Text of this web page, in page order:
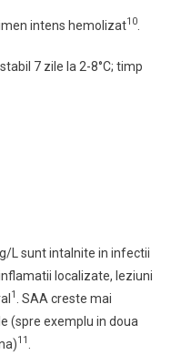
intens hemolizat10.
7 zile la 2-8°C; timp
L sunt intalnite in infectii
localizate, leziuni
1
. SAA creste mai
(spre exemplu in doua
11